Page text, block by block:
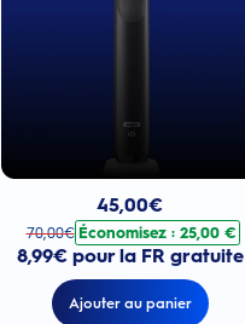
45,00€
70,00€ Économisez : 25,00 €
8,99€ pour la FR gratuite
Ajouter au panier